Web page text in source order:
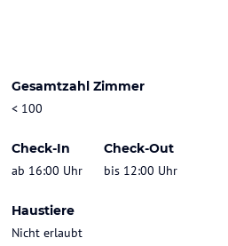
Gesamtzahl Zimmer
< 100
Check-In
ab 16:00 Uhr
Check-Out
bis 12:00 Uhr
Haustiere
Nicht erlaubt